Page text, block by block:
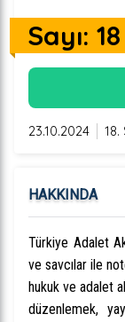
Sayı: 18
23.10.2024 18.
HAKKINDA
Türkiye Adalet
ve savcılar ile
hukuk ve adalet
düzenlemek,